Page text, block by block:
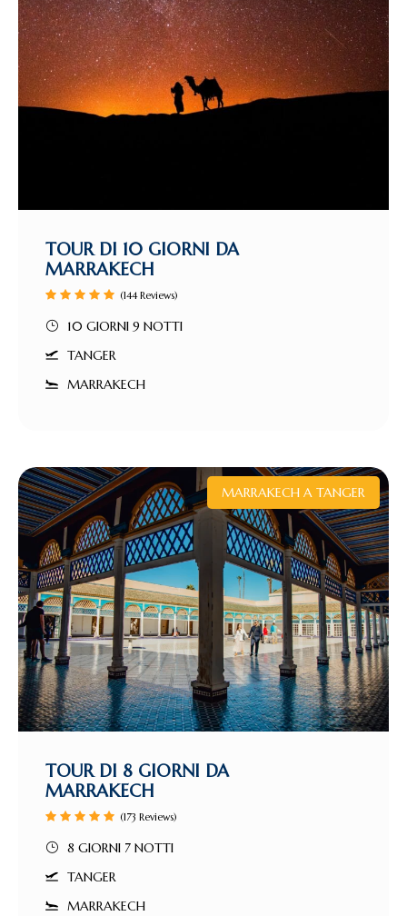
TOUR DI 10 GIORNI DA
MARRAKECH
10 GIORNI 9 NOTTI
TANGER
MARRAKECH
(144 Reviews)
MARRAKECH A TANGER
TOUR DI 8 GIORNI DA
MARRAKECH
8 GIORNI 7 NOTTI
TANGER
MARRAKECH
(173 Reviews)